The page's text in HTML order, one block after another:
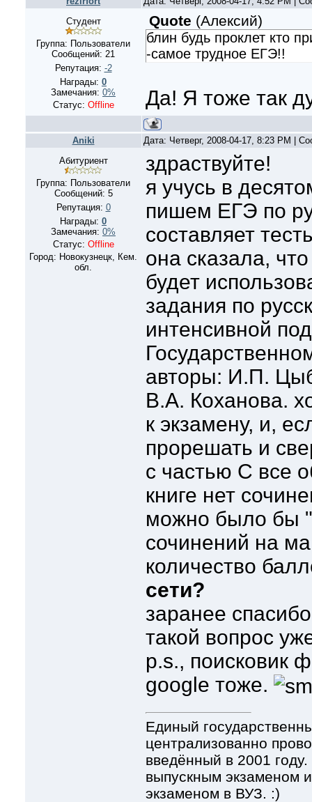
Студент
Группа: Пользователи
Сообщений: 21
Репутация: -2
Награды: 0
Замечания: 0%
Статус: Offline
Quote (Алексий)
блин будь проклет кто
-самое трудное ЕГЭ!!
Да! Я тоже так
Aniki
Дата: Четверг, 2008-04-17, 8:23 PM |
Абитуриент
Группа: Пользователи
Сообщений: 5
Репутация: 0
Награды: 0
Замечания: 0%
Статус: Offline
Город: Новокузнецк, Кем.
обл.
здраствуйте!
я учусь в
пишем ЕГЭ по
составляет
она сказала,
будет
задания по
интенсивной
авторы: И.П.
В.А. Коханова.
к экзамену, и,
прорешать и
с частью С все
книге нет
можно было бы
сочинений на
количество
сети?
заранее
такой вопрос
p.s., поисковик
google тоже.
Единый
централизованно
введённый в 2001
выпускным экзаменом
экзаменом в ВУЗ. :)